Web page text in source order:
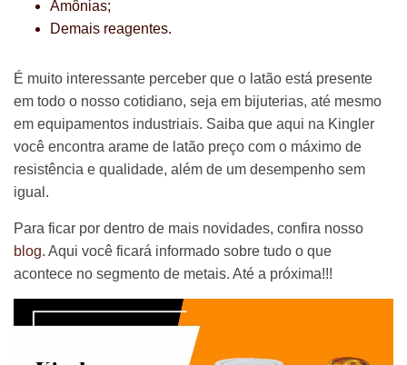
Amônias;
Demais reagentes.
É muito interessante perceber que o latão está presente
em todo o nosso cotidiano, seja em bijuterias, até mesmo
em equipamentos industriais. Saiba que aqui na Kingler
você encontra arame de latão preço com o máximo de
resistência e qualidade, além de um desempenho sem
igual.
Para ficar por dentro de mais novidades, confira nosso
blog. Aqui você ficará informado sobre tudo o que
acontece no segmento de metais. Até a próxima!!!